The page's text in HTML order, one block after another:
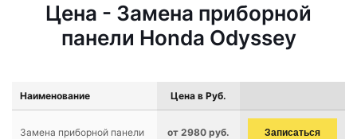
Цена - Замена приборной
панели Honda Odyssey
Наименование Цена в Руб.
Замена приборной панели от 2980 руб. Записаться